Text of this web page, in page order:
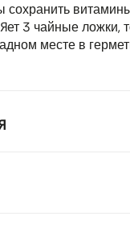
сохранить
3 чайные ложки,
месте в